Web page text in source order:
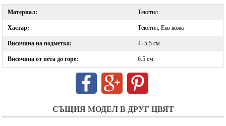
Материал: Текстил
Хастар: Текстил, Еко кожа
Височина на подметка: 4÷5.5 см.
Височина от пета до горе: 6.5 см.
СЪЩИЯ МОДЕЛ В ДРУГ ЦВЯТ